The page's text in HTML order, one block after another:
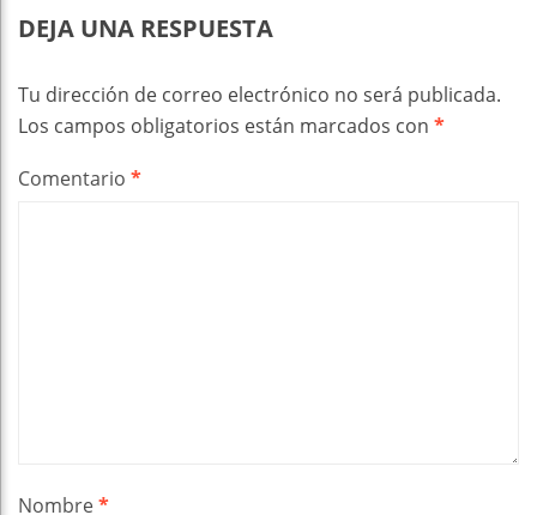
DEJA UNA RESPUESTA
Tu dirección de correo electrónico no será publicada.
Los campos obligatorios están marcados con *
Comentario *
Nombre*